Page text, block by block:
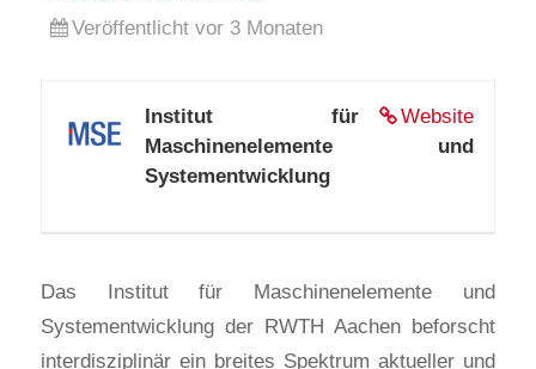
Veröffentlicht vor 3 Monaten
Website
Institut für
Maschinenelemente und
Systementwicklung
Das Institut für Maschinenelemente und
Systementwicklung der RWTH Aachen beforscht
interdisziplinär ein breites Spektrum aktueller und